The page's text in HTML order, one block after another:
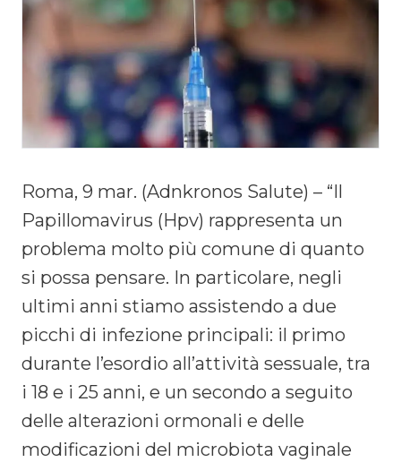
Roma, 9 mar. (Adnkronos Salute) – “Il
Papillomavirus (Hpv) rappresenta un
problema molto più comune di quanto
si possa pensare. In particolare, negli
ultimi anni stiamo assistendo a due
picchi di infezione principali: il primo
durante l’esordio all’attività sessuale, tra
i 18 e i 25 anni, e un secondo a seguito
delle alterazioni ormonali e delle
modificazioni del microbiota vaginale